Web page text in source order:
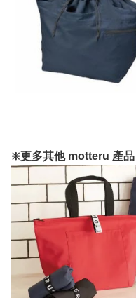
❇️更多其他 motteru 產品